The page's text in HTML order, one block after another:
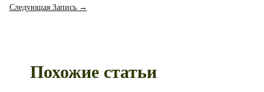
Следующая Запись →
Похожие статьи